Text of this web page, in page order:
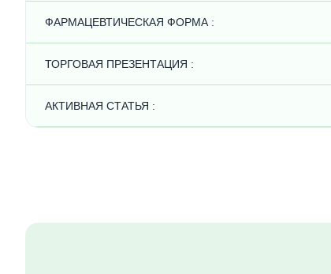
ФАРМАЦЕВТИЧЕСКАЯ ФОРМА :
ТОРГОВАЯ ПРЕЗЕНТАЦИЯ :
АКТИВНАЯ СТАТЬЯ :